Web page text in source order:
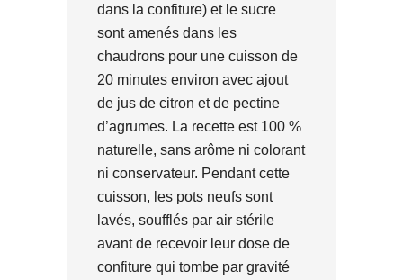
dans la confiture) et le sucre
sont amenés dans les
chaudrons pour une cuisson de
20 minutes environ avec ajout
de jus de citron et de pectine
d’agrumes. La recette est 100 %
naturelle, sans arôme ni colorant
ni conservateur. Pendant cette
cuisson, les pots neufs sont
lavés, soufflés par air stérile
avant de recevoir leur dose de
confiture qui tombe par gravité